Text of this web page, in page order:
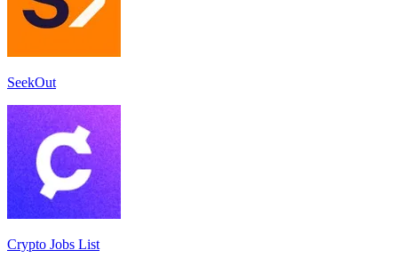
SeekOut
Crypto Jobs List